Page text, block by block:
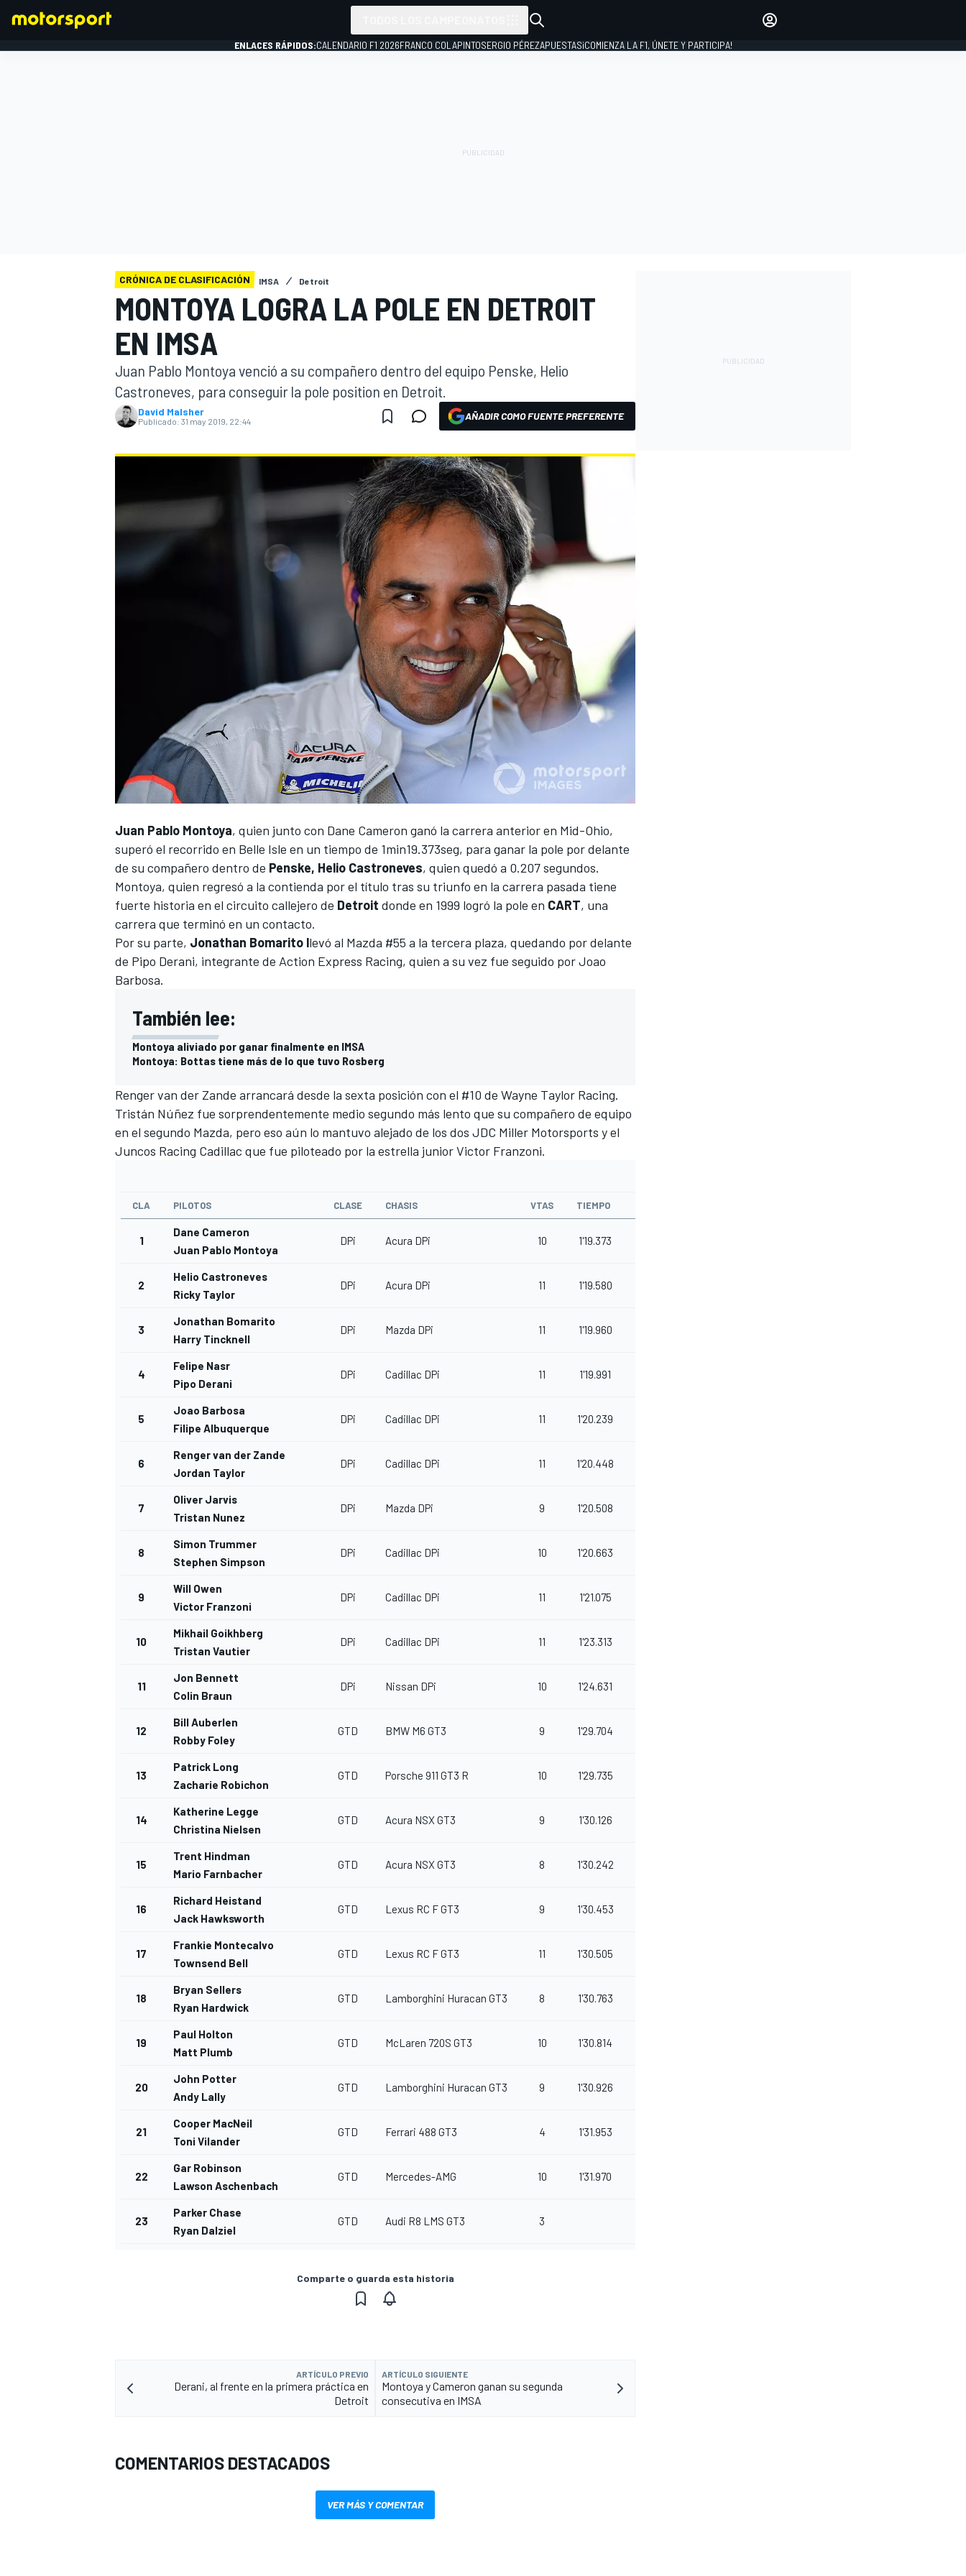
INDYCAR
NASCAR CUP
FÓRMULA E
MÁS CATEGORÍAS
INICIAR SESIÓN
ENLACES RÁPIDOS:CALENDARIO F1 2026FRANCO COLAPINTOSERGIO PÉREZAPUESTAS¡COMIENZA LA F1, ÚNETE Y PARTICIPA!
CRÓNICA DE CLASIFICACIÓN IMSA Detroit
MONTOYA LOGRA LA POLE EN DETROIT
EN IMSA
Juan Pablo Montoya venció a su compañero dentro del equipo Penske, Helio
Castroneves, para conseguir la pole position en Detroit.
David Malsher
Publicado: 31 may 2019, 22:44 AÑADIR COMO FUENTE PREFERENTE
Juan Pablo Montoya, quien junto con Dane Cameron ganó la carrera anterior en Mid-Ohio,
superó el recorrido en Belle Isle en un tiempo de 1min19.373seg, para ganar la pole por delante
de su compañero dentro de Penske, Helio Castroneves, quien quedó a 0.207 segundos.
Montoya, quien regresó a la contienda por el título tras su triunfo en la carrera pasada tiene
fuerte historia en el circuito callejero de Detroit donde en 1999 logró la pole en CART, una
carrera que terminó en un contacto.
Por su parte, Jonathan Bomarito llevó al Mazda #55 a la tercera plaza, quedando por delante
de Pipo Derani, integrante de Action Express Racing, quien a su vez fue seguido por Joao
Barbosa.
También lee:
Montoya aliviado por ganar finalmente en IMSA
Montoya: Bottas tiene más de lo que tuvo Rosberg
Renger van der Zande arrancará desde la sexta posición con el #10 de Wayne Taylor Racing.
Tristán Núñez fue sorprendentemente medio segundo más lento que su compañero de equipo
en el segundo Mazda, pero eso aún lo mantuvo alejado de los dos JDC Miller Motorsports y el
Juncos Racing Cadillac que fue piloteado por la estrella junior Victor Franzoni.
CLA PILOTOS CLASE CHASIS VTAS TIEMPO
1
Dane Cameron
Juan Pablo Montoya
DPi Acura DPi 10 1'19.373
2
Helio Castroneves
Ricky Taylor
DPi Acura DPi 11 1'19.580
3
Jonathan Bomarito
Harry Tincknell
DPi Mazda DPi 11 1'19.960
4
Felipe Nasr
Pipo Derani
DPi Cadillac DPi 11 1'19.991
5
Joao Barbosa
Filipe Albuquerque
DPi Cadillac DPi 11 1'20.239
6
Renger van der Zande
Jordan Taylor
DPi Cadillac DPi 11 1'20.448
7
Oliver Jarvis
Tristan Nunez
DPi Mazda DPi 9 1'20.508
8
Simon Trummer
Stephen Simpson
DPi Cadillac DPi 10 1'20.663
9
Will Owen
Victor Franzoni
DPi Cadillac DPi 11 1'21.075
10
Mikhail Goikhberg
Tristan Vautier
DPi Cadillac DPi 11 1'23.313
11
Jon Bennett
Colin Braun
DPi Nissan DPi 10 1'24.631
12
Bill Auberlen
Robby Foley
GTD BMW M6 GT3 9 1'29.704
13
Patrick Long
Zacharie Robichon
GTD Porsche 911 GT3 R 10 1'29.735
14
Katherine Legge
Christina Nielsen
GTD Acura NSX GT3 9 1'30.126
15
Trent Hindman
Mario Farnbacher
GTD Acura NSX GT3 8 1'30.242
16
Richard Heistand
Jack Hawksworth
GTD Lexus RC F GT3 9 1'30.453
17
Frankie Montecalvo
Townsend Bell
GTD Lexus RC F GT3 11 1'30.505
18
Bryan Sellers
Ryan Hardwick
GTD Lamborghini Huracan GT3 8 1'30.763
19
Paul Holton
Matt Plumb
GTD McLaren 720S GT3 10 1'30.814
20
John Potter
Andy Lally
GTD Lamborghini Huracan GT3 9 1'30.926
21
Cooper MacNeil
Toni Vilander
GTD Ferrari 488 GT3 4 1'31.953
22
Gar Robinson
Lawson Aschenbach
GTD Mercedes-AMG 10 1'31.970
23
Parker Chase
Ryan Dalziel
GTD Audi R8 LMS GT3 3
Comparte o guarda esta historia
ARTÍCULO PREVIO
Derani, al frente en la primera práctica en
Detroit
ARTÍCULO SIGUIENTE
Montoya y Cameron ganan su segunda
consecutiva en IMSA
COMENTARIOS DESTACADOS
VER MÁS Y COMENTAR